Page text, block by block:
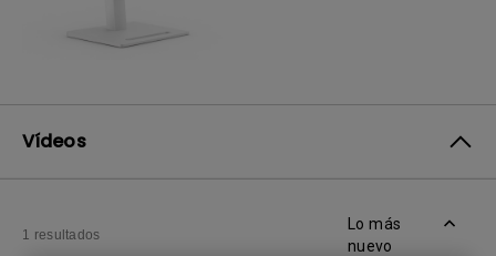
Vídeos
1 resultados
Lo más
nuevo